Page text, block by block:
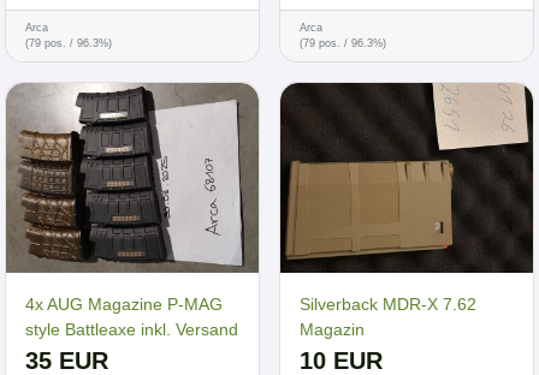
Arca
(79 pos. / 96.3%)
Arca
(79 pos. / 96.3%)
4x AUG Magazine P-MAG
style Battleaxe inkl. Versand
35 EUR
Silverback MDR-X 7.62
Magazin
10 EUR